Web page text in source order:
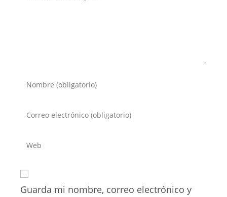
Introduce
de
para
comentar
Introduce
de
electrónico
para
Introduce
de
tu
Guarda mi nombre, correo electrónico y